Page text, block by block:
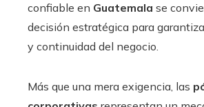
confiable en Guatemala se
decisión estratégica para
y continuidad del negocio.
Más que una mera exigencia, las